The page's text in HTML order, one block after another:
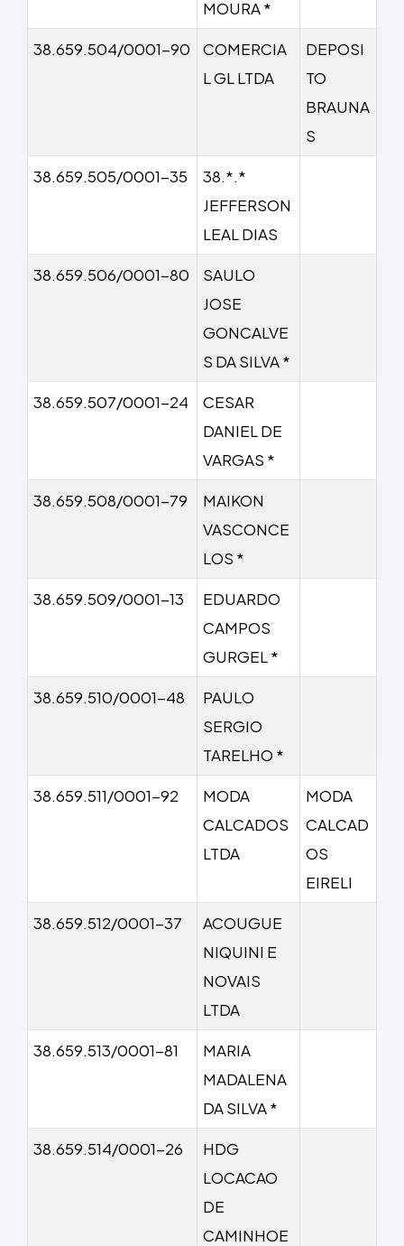
MOURA *
38.659.504/0001-90
COMERCIA
L GL LTDA
DEPOSI
TO
BRAUNA
S
38.659.505/0001-35
38.*.*
JEFFERSON
LEAL DIAS
38.659.506/0001-80
SAULO
JOSE
GONCALVE
S DA SILVA *
38.659.507/0001-24
CESAR
DANIEL DE
VARGAS *
38.659.508/0001-79
MAIKON
VASCONCE
LOS *
38.659.509/0001-13
EDUARDO
CAMPOS
GURGEL *
38.659.510/0001-48
PAULO
SERGIO
TARELHO *
38.659.511/0001-92
MODA
CALCADOS
LTDA
MODA
CALCAD
OS
EIRELI
38.659.512/0001-37
ACOUGUE
NIQUINI E
NOVAIS
LTDA
38.659.513/0001-81
MARIA
MADALENA
DA SILVA *
38.659.514/0001-26
HDG
LOCACAO
DE
CAMINHOE